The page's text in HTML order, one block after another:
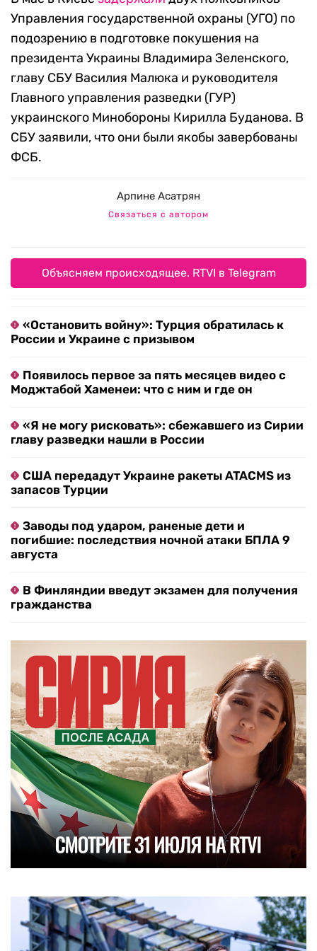
Управления государственной охраны (УГО) по
подозрению в подготовке покушения на
президента Украины Владимира Зеленского,
главу СБУ Василия Малюка и руководителя
Главного управления разведки (ГУР)
украинского Минобороны Кирилла Буданова. В
СБУ заявили, что они были якобы завербованы
ФСБ.
Арпине Асатрян
Связаться с автором
Объясняем происходящее. RTVI в Telegram
«Остановить войну»: Турция обратилась к
России и Украине с призывом
Появилось первое за пять месяцев видео с
Моджтабой Хаменеи: что с ним и где он
«Я не могу рисковать»: сбежавшего из Сирии
главу разведки нашли в России
США передадут Украине ракеты ATACMS из
запасов Турции
Заводы под ударом, раненые дети и
погибшие: последствия ночной атаки БПЛА 9
августа
В Финляндии введут экзамен для получения
гражданства